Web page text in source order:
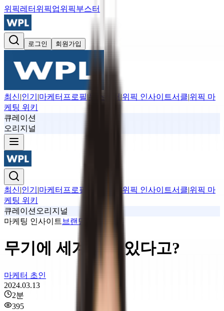
위픽레터 위픽업위픽부스터
로그인 회원가입
최신|인기 |마케터프로필|뉴스레터 |위픽 인사이트서클|위픽 마
케팅 위키
큐레이션
오리지널
최신|인기 |마케터프로필 위픽 인사이트서클|위픽 마
케팅 위키
큐레이션 오리지널
마케팅 인사이트 브랜딩
무기에 세계관이 있다고?
마케터 초인
2024.03.13
2분
395